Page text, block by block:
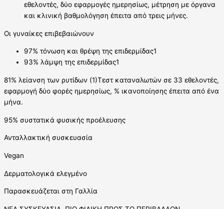
εθελοντές, δύο εφαρμογές ημερησίως, μέτρηση με όργανα
και κλινική βαθμολόγηση έπειτα από τρεις μήνες.
Οι γυναίκες επιβεβαιώνουν
97% τόνωση και θρέψη της επιδερμίδας1
93% λάμψη της επιδερμίδας1
81% λείανση των ρυτίδων (1)Τεστ καταναλωτών σε 33 εθελοντές,
εφαρμογή δύο φορές ημερησίως, % ικανοποίησης έπειτα από ένα
μήνα.
95% συστατικά φυσικής προέλευσης
Ανταλλακτική συσκευασία
Vegan
Δερματολογικά ελεγμένο
Παρασκευάζεται στη Γαλλία